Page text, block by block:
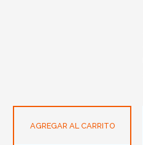
AGREGAR AL CARRITO